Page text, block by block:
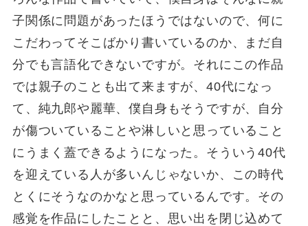
子関係に問題があったほうではないので、何に
こだわってそこばかり書いているのか、まだ自
分でも言語化できないですが。それにこの作品
では親子のことも出て来ますが、40代になっ
て、純九郎や麗華、僕自身もそうですが、自分
が傷ついていることや淋しいと思っていること
にうまく蓋できるようになった。そういう40代
を迎えている人が多いんじゃないか、この時代
とくにそうなのかなと思っているんです。その
感覚を作品にしたことと、思い出を閉じ込めて